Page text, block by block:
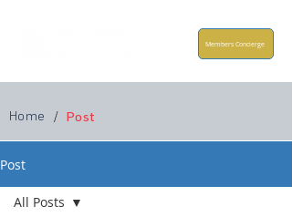
Home / Post
Members Concierge
Post
All Posts